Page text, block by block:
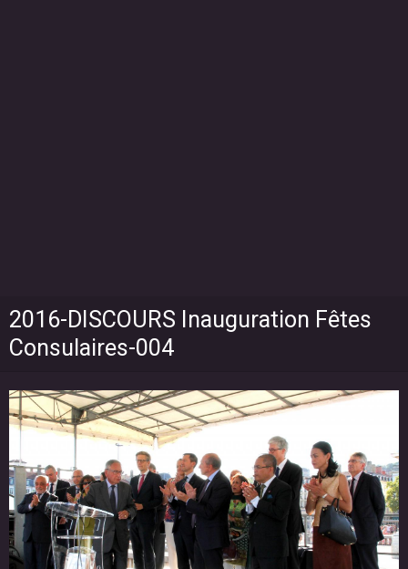
2016-DISCOURS Inauguration Fêtes
Consulaires-004